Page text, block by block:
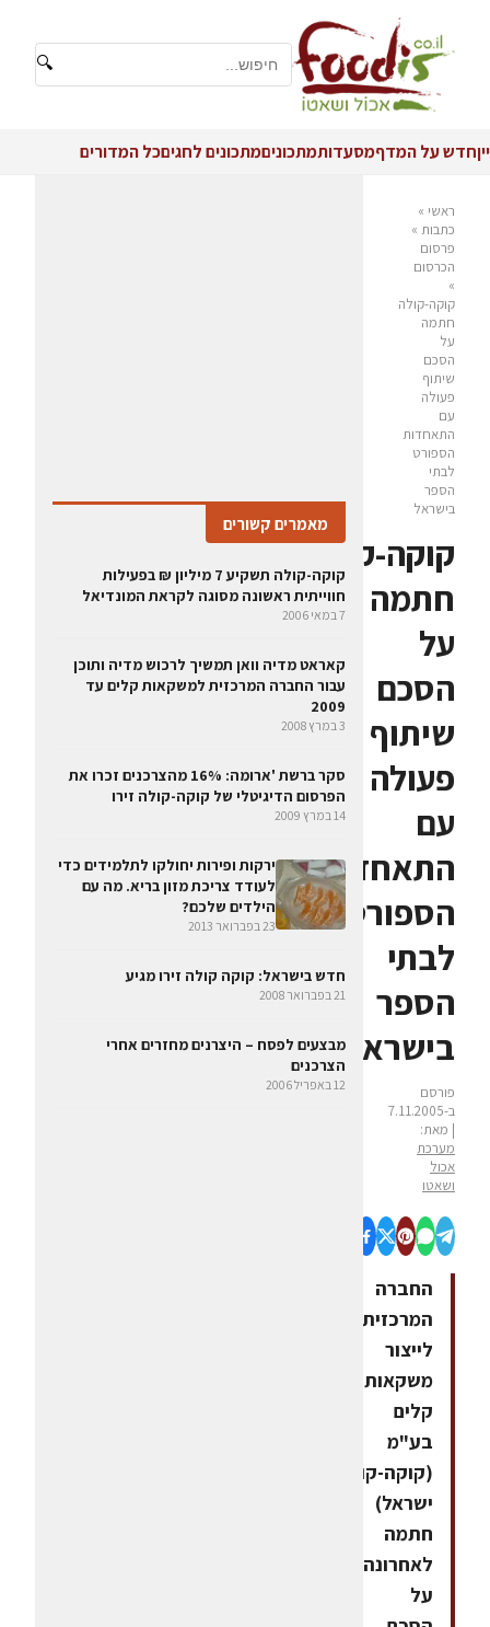
🔍
ייןחדש על המדףמסעדותמתכוניםמתכונים לחגיםכל המדורים
ראשי »
כתבות »
פרסום
הכרסום
»
קוקה-קולה
חתמה
על
הסכם
שיתוף
פעולה
עם
התאחדות
הספורט
לבתי
הספר
בישראל
קוקה-קולה
חתמה
על
הסכם
שיתוף
פעולה
עם
התאחדות
הספורט
לבתי
הספר
בישראל
פורסם
ב-7.11.2005
| מאת:
מערכת
אכול
ושאטו
החברה
המרכזית
לייצור
משקאות
קלים
בע"מ
(קוקה-קולה
ישראל)
חתמה
לאחרונה
על
מאמרים קשורים
קוקה-קולה תשקיע 7 מיליון ₪ בפעילות
חווייתית ראשונה מסוגה לקראת המונדיאל
7 במאי 2006
קאראט מדיה וואן תמשיך לרכוש מדיה ותוכן
עבור החברה המרכזית למשקאות קלים עד
2009
3 במרץ 2008
סקר ברשת 'ארומה: 16% מהצרכנים זכרו את
הפרסום הדיגיטלי של קוקה-קולה זירו
14 במרץ 2009
ירקות ופירות יחולקו לתלמידים כדי
לעודד צריכת מזון בריא. מה עם
הילדים שלכם?
23 בפברואר 2013
חדש בישראל: קוקה קולה זירו מגיע
21 בפברואר 2008
מבצעים לפסח – היצרנים מחזרים אחרי
הצרכנים
12 באפריל 2006